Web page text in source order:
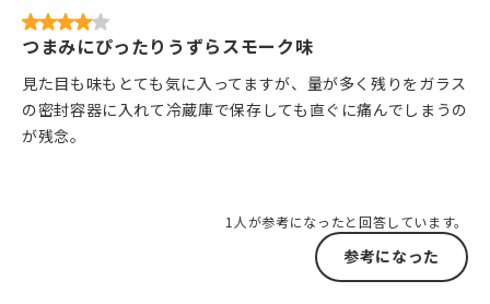
つまみにぴったりうずらスモーク味
見た目も味もとても気に入ってますが、量が多く残りをガラス
の密封容器に入れて冷蔵庫で保存しても直ぐに痛んでしまうの
が残念。
1人が参考になったと回答しています。
参考になった